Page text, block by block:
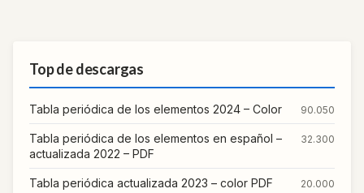
Top de descargas
Tabla periódica de los elementos 2024 – Color 90.050
Tabla periódica de los elementos en español –
actualizada 2022 – PDF
32.300
Tabla periódica actualizada 2023 – color PDF 20.000